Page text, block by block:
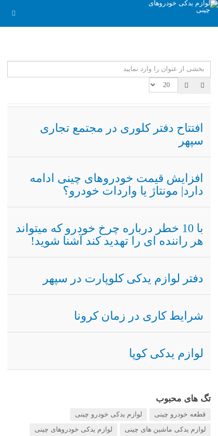
بخشی از عنوان را وارد نمایید
افتتاح دفتر کلوری در مجتمع تجاری
سپهر
افزایش قیمت خودروهای چینی ادامه
دارد| مونتاژ یا واردات خودرو؟
با 10 خطر درباره چرخ خودرو که میتواند
هر راننده ای را تهدید کند آشنا شوید!
دفتر لوازم یدکی کلوپارت در سپهر
شرایط کاری در زمان کرونا
لوازم یدکی کوپا
تگ های محبوب
قطعه خودرو چینی لوازم یدکی خودرو چینی
لوازم یدکی ماشین های چینی لوازم یدکی خودروهای چینی